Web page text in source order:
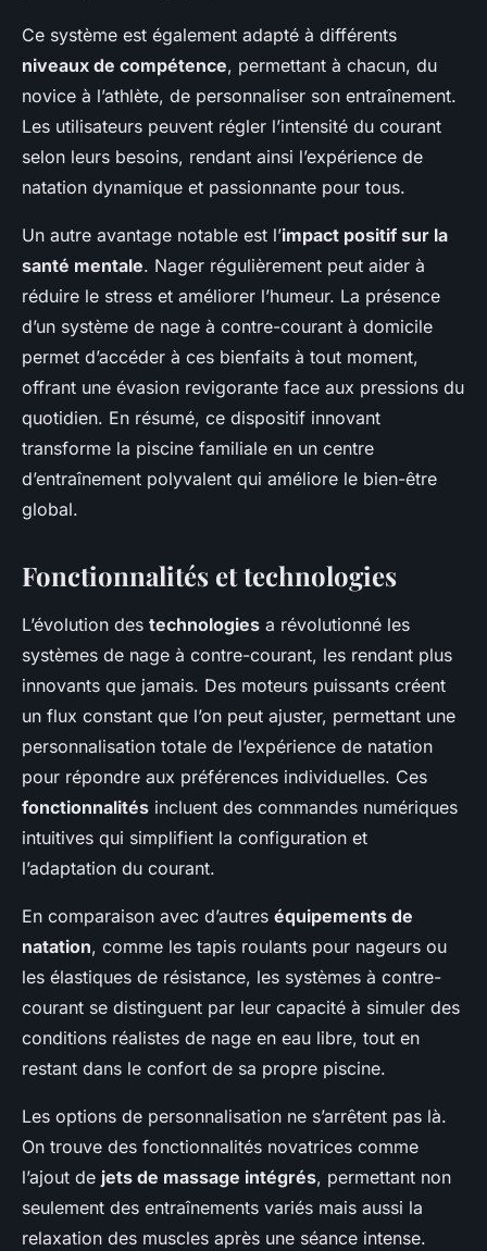
Ce système est également adapté à différents
niveaux de compétence, permettant à chacun, du
novice à l’athlète, de personnaliser son entraînement.
Les utilisateurs peuvent régler l’intensité du courant
selon leurs besoins, rendant ainsi l’expérience de
natation dynamique et passionnante pour tous.
Un autre avantage notable est l’impact positif sur la
santé mentale. Nager régulièrement peut aider à
réduire le stress et améliorer l’humeur. La présence
d’un système de nage à contre-courant à domicile
permet d’accéder à ces bienfaits à tout moment,
offrant une évasion revigorante face aux pressions du
quotidien. En résumé, ce dispositif innovant
transforme la piscine familiale en un centre
d’entraînement polyvalent qui améliore le bien-être
global.
Fonctionnalités et technologies
L’évolution des technologies a révolutionné les
systèmes de nage à contre-courant, les rendant plus
innovants que jamais. Des moteurs puissants créent
un flux constant que l’on peut ajuster, permettant une
personnalisation totale de l’expérience de natation
pour répondre aux préférences individuelles. Ces
fonctionnalités incluent des commandes numériques
intuitives qui simplifient la configuration et
l’adaptation du courant.
En comparaison avec d’autres équipements de
natation, comme les tapis roulants pour nageurs ou
les élastiques de résistance, les systèmes à contre-
courant se distinguent par leur capacité à simuler des
conditions réalistes de nage en eau libre, tout en
restant dans le confort de sa propre piscine.
Les options de personnalisation ne s’arrêtent pas là.
On trouve des fonctionnalités novatrices comme
l’ajout de jets de massage intégrés, permettant non
seulement des entraînements variés mais aussi la
relaxation des muscles après une séance intense.